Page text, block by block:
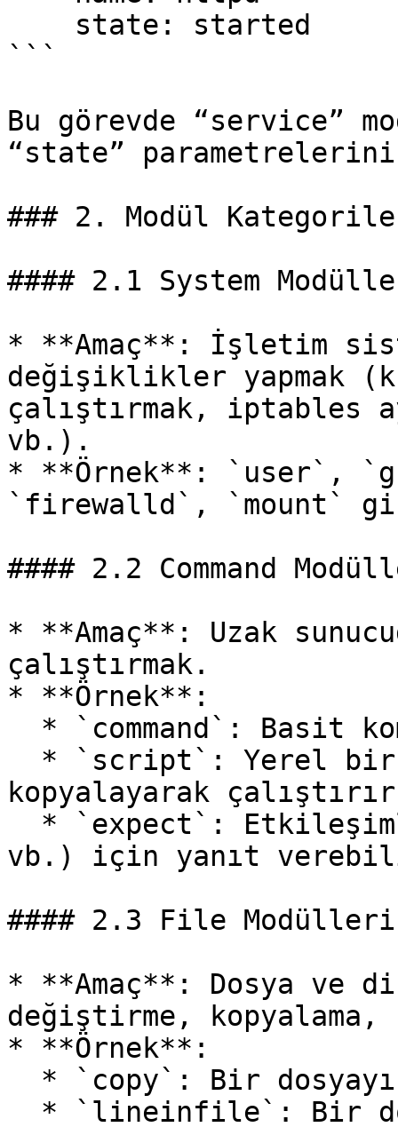
```
Bu görevde “service”
“state”
### 2. Modül
#### 2.1 System
* **Amaç**: İşletim
değişiklikler yapmak
çalıştırmak, iptables
vb.).
* **Örnek**: `user`,
`firewalld`, `mount`
#### 2.2 Command
* **Amaç**: Uzak
çalıştırmak.
* **Örnek**:
kopyalayarak
vb.) için yanıt
#### 2.3 File Modülleri
* **Amaç**: Dosya
değiştirme, kopyalama,
* **Örnek**: